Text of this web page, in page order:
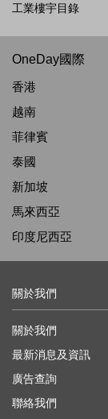
工業樓宇目錄
OneDay國際
香港
越南
菲律賓
泰國
新加坡
馬來西亞
印度尼西亞
關於我們
關於我們
最新消息及資訊
廣告查詢
聯絡我們